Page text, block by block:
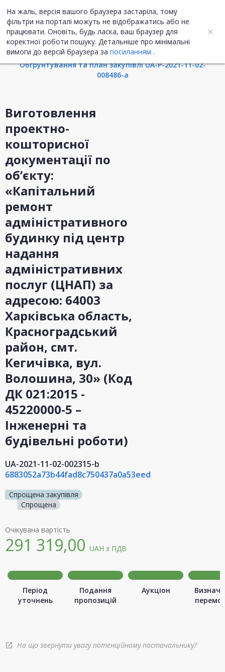
На жаль, версія вашого браузера застаріла, тому
фільтри на порталі можуть не відображатись або не
працювати. Оновіть, будь ласка, ваш браузер для
коректної роботи пошуку. Детальніше про мінімальні
вимоги до версій браузера за посиланням .
UA ENG
Інформація про закупівлю
Обгрунтування та план закупівлі UA-P-2021-11-02-
008486-a
Виготовлення
проектно-
кошторисної
документації по
об’єкту:
«Капітальний
ремонт
адміністративного
будинку під центр
надання
адміністративних
послуг (ЦНАП) за
адресою: 64003
Харківська область,
Красноградський
район, смт.
Кегичівка, вул.
Волошина, 30» (Код
ДК 021:2015 -
45220000-5 –
Інженерні та
будівельні роботи)
UA-2021-11-02-002315-b
6883052a73b44fad8c750437a0a53eed
Спрощена закупівля
Спрощена
Очікувана вартість
291 319,00 UAH з ПДВ
Період
уточнень
Подання
пропозицій
Аукціон
open_in_new На що звернути увагу потенційному постачальнику?